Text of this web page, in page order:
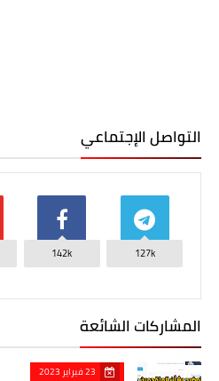
التواصل الإجتماعي
127k
142k
المشاركات الشائعة
23 فبراير 2023